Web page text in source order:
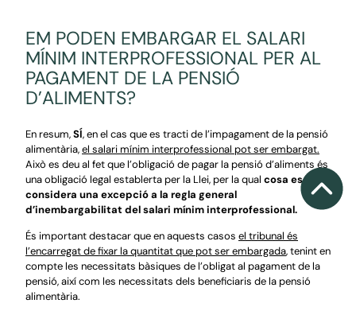
EM PODEN EMBARGAR EL SALARI
MÍNIM INTERPROFESSIONAL PER AL
PAGAMENT DE LA PENSIÓ
D’ALIMENTS?
En resum,SÍ, en el cas que es tracti de l’impagament de la pensió
alimentària,el salari mínim interprofessional pot ser embargat.
Això es deu al fet que l’obligació de pagar la pensió d’aliments és
una obligació legal establerta per la Llei, per la qual cosa es
considera una excepció a la regla general
d’inembargabilitat del salari mínim interprofessional.
És important destacar que en aquests casos el tribunal és
l’encarregat de fixar la quantitat que pot ser embargada, tenint en
compte les necessitats bàsiques de l’obligat al pagament de la
pensió, així com les necessitats dels beneficiaris de la pensió
alimentària.